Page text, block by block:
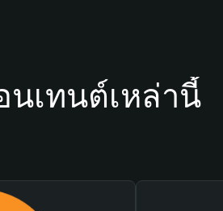
เทนต์เหล่านี้